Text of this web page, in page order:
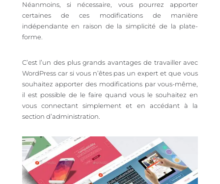
Néanmoins, si nécessaire, vous pourrez apporter
certaines de ces modifications de manière
indépendante en raison de la simplicité de la plate-
forme.
C’est l’un des plus grands avantages de travailler avec
WordPress car si vous n’êtes pas un expert et que vous
souhaitez apporter des modifications par vous-même,
il est possible de le faire quand vous le souhaitez en
vous connectant simplement et en accédant à la
section d’administration.